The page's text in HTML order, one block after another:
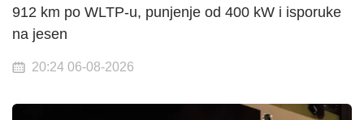
912 km po WLTP-u, punjenje od 400 kW i isporuke
na jesen
20:24 06-08-2026